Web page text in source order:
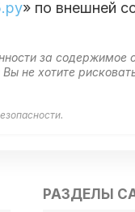
» по внешней
за содержимое
Вы не хотите
РАЗДЕЛЫ